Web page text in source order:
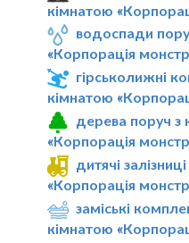
кімнатою
водоспади
«Корпорація
гірськолижні
кімнатою
дерева поруч з
«Корпорація
дитячі
«Корпорація
заміські
кімнатою